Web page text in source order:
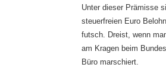
Unter dieser Prämisse
steuerfreien Euro
futsch. Dreist, wenn
am Kragen beim
Büro marschiert.